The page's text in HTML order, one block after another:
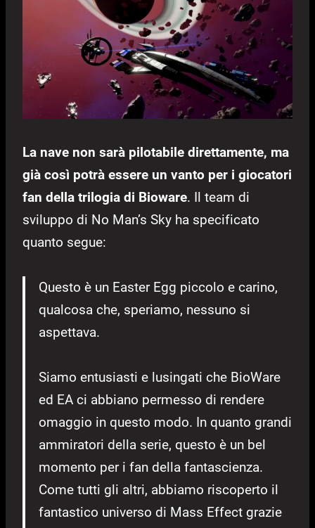
La nave non sarà pilotabile direttamente, ma
già così potrà essere un vanto per i giocatori
fan della trilogia di Bioware. Il team di
sviluppo di No Man’s Sky ha specificato
quanto segue:
Questo è un Easter Egg piccolo e carino,
qualcosa che, speriamo, nessuno si
aspettava.
Siamo entusiasti e lusingati che BioWare
ed EA ci abbiano permesso di rendere
omaggio in questo modo. In quanto grandi
ammiratori della serie, questo è un bel
momento per i fan della fantascienza.
Come tutti gli altri, abbiamo riscoperto il
fantastico universo di Mass Effect grazie